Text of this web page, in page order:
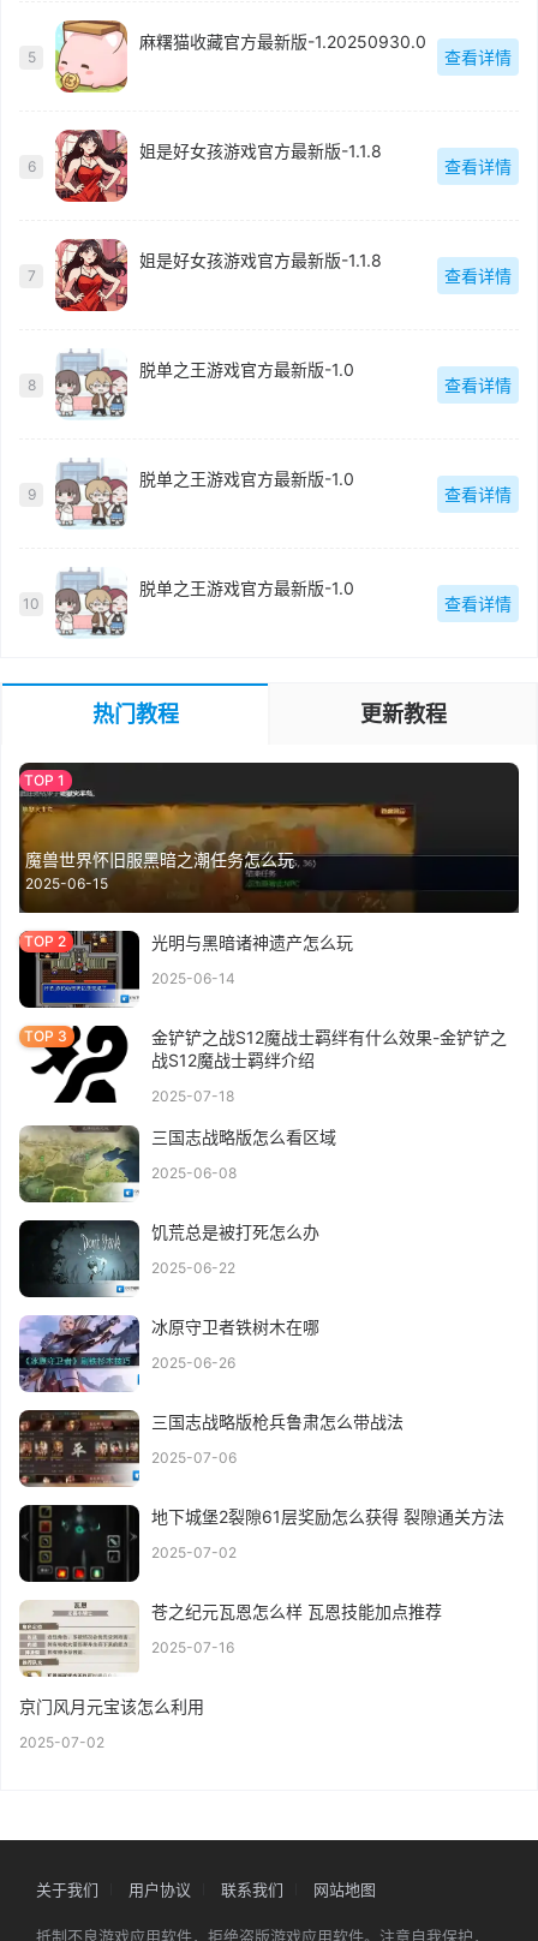
5
麻糬猫收藏官方最新版-1.20250930.0
查看详情
6
姐是好女孩游戏官方最新版-1.1.8
查看详情
7
姐是好女孩游戏官方最新版-1.1.8
查看详情
8
脱单之王游戏官方最新版-1.0
查看详情
9
脱单之王游戏官方最新版-1.0
查看详情
10
脱单之王游戏官方最新版-1.0
查看详情
热门教程 更新教程
魔兽世界怀旧服黑暗之潮任务怎么玩
2025-06-15
光明与黑暗诸神遗产怎么玩
2025-06-14
金铲铲之战S12魔战士羁绊有什么效果-金铲铲之
战S12魔战士羁绊介绍
2025-07-18
三国志战略版怎么看区域
2025-06-08
饥荒总是被打死怎么办
2025-06-22
冰原守卫者铁树木在哪
2025-06-26
三国志战略版枪兵鲁肃怎么带战法
2025-07-06
地下城堡2裂隙61层奖励怎么获得 裂隙通关方法
2025-07-02
苍之纪元瓦恩怎么样 瓦恩技能加点推荐
2025-07-16
京门风月元宝该怎么利用
2025-07-02
关于我们 用户协议 联系我们 网站地图
抵制不良游戏应用软件，拒绝盗版游戏应用软件。注意自我保护，